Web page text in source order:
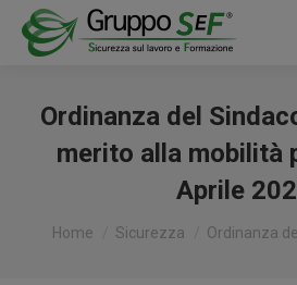
Ordinanza del
merito alla mobilità
Aprile
Tu sei qui:
Home Sicurezza Ordinanza